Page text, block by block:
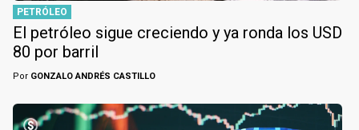
PETRÓLEO
El petróleo sigue creciendo y ya ronda los USD
80 por barril
Por GONZALO ANDRÉS CASTILLO